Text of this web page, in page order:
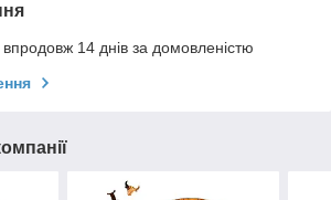
14 днів за домовленістю